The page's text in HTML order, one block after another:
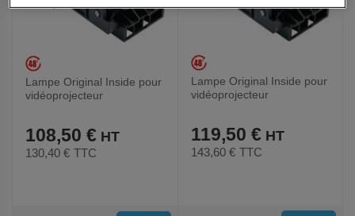
Lampe Original Inside pour
vidéoprojecteur
108,50 €
130,40 € TTC
Lampe Original Inside pour
vidéoprojecteur
119,50 €
143,60 € TTC